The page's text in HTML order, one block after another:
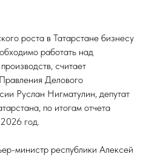
роста в Татарстане бизнесу
работать над
считает
Делового
Руслан Нигматулин, депутат
по итогам отчета
год.
министр республики Алексей